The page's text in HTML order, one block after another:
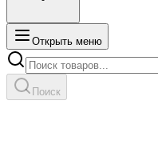
Открыть меню
Поиск